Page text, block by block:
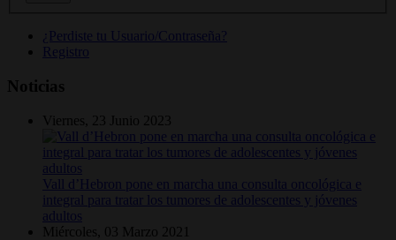
¿Perdiste tu Usuario/Contraseña?
Registro
Noticias
Viernes, 23 Junio 2023
Vall d’Hebron pone en marcha una consulta oncológica e
integral para tratar los tumores de adolescentes y jóvenes
adultos
Miércoles, 03 Marzo 2021